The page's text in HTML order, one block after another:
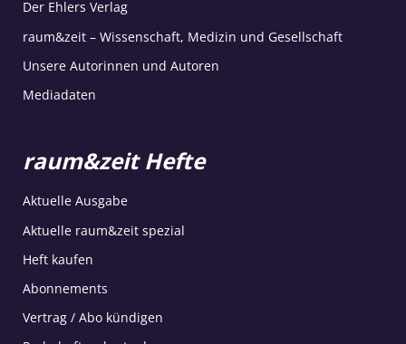
Der Ehlers Verlag
raum&zeit – Wissenschaft, Medizin und Gesellschaft
Unsere Autorinnen und Autoren
Mediadaten
raum&zeit Hefte
Aktuelle Ausgabe
Aktuelle raum&zeit spezial
Heft kaufen
Abonnements
Vertrag / Abo kündigen